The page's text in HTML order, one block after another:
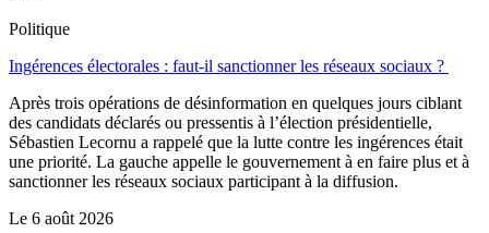
Politique
Ingérences électorales : faut-il sanctionner les réseaux sociaux ?
Après trois opérations de désinformation en quelques jours ciblant
des candidats déclarés ou pressentis à l’élection présidentielle,
Sébastien Lecornu a rappelé que la lutte contre les ingérences était
une priorité. La gauche appelle le gouvernement à en faire plus et à
sanctionner les réseaux sociaux participant à la diffusion.
Le 6 août 2026